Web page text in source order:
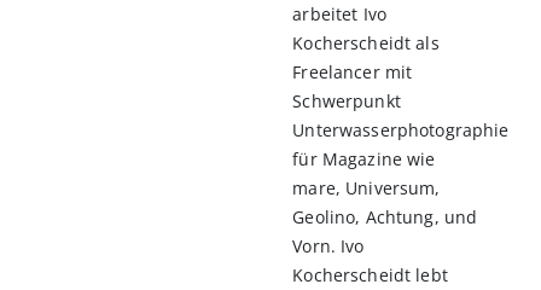
arbeitet Ivo
Kocherscheidt als
Freelancer mit
Schwerpunkt
Unterwasserphotographie
für Magazine wie
mare, Universum,
Geolino, Achtung, und
Vorn. Ivo
Kocherscheidt lebt